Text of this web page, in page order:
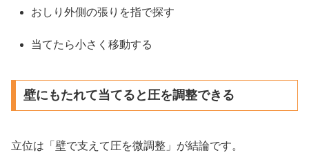
おしり外側の張りを指で探す
当てたら小さく移動する
壁にもたれて当てると圧を調整できる
立位は「壁で支えて圧を微調整」が結論です。